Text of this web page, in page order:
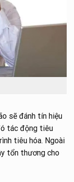
sẽ đánh tín hiệu
tác động tiêu
tiêu hóa. Ngoài
tổn thương cho